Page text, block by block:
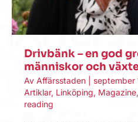
Drivbänk – en god
människor och
Av Affärsstaden september
Artiklar, Linköping, Magazine,
reading